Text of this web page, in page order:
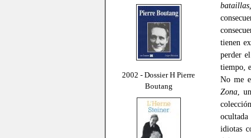
2002 - Dossier H Pierre
Boutang
tienen
perder
tiempo,
No me
Zona ,
idiotas